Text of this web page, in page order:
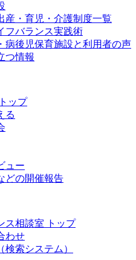
産・育児・介護制度一覧
フバランス実践術
病後児保育施設と利用者の声
つ情報
ップ
る
ュー
どの開催報告
ス相談室 トップ
わせ
索システム）